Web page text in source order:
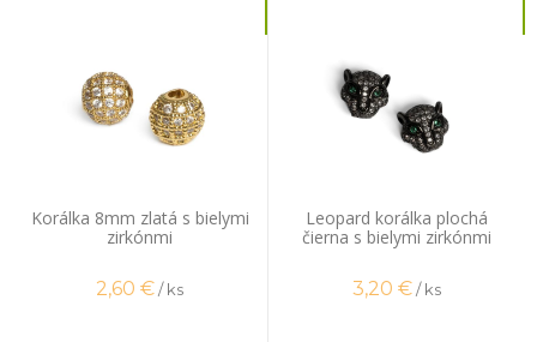
Korálka 8mm zlatá s bielymi
zirkónmi
2,60 €/ ks
Leopard korálka plochá
čierna s bielymi zirkónmi
3,20 €/ ks